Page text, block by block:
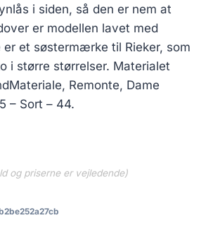
i siden, så den er nem at
er modellen lavet med
er et søstermærke til Rieker, som
i større størrelser. Materialet
Remonte, Dame
– Sort – 44.
og priserne er vejledende)